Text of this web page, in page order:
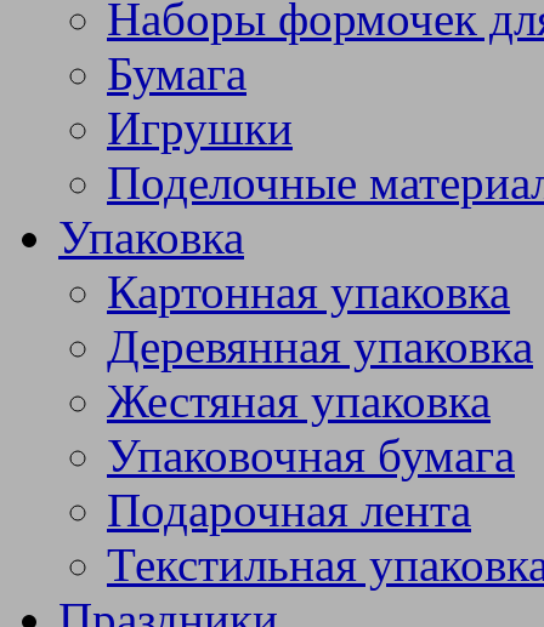
Наборы формочек
Бумага
Игрушки
Поделочные
Упаковка
Картонная упаковка
Деревянная упаковка
Жестяная упаковка
Упаковочная бумага
Подарочная лента
Текстильная